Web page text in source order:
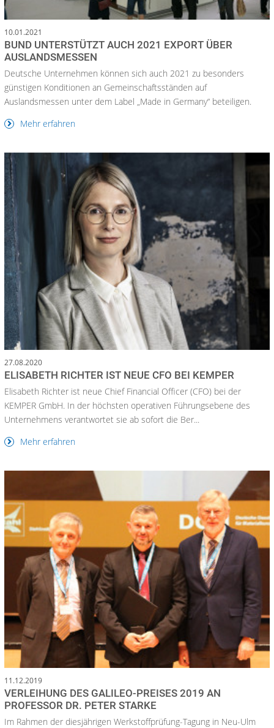
10.01.2021
BUND UNTERSTÜTZT AUCH 2021 EXPORT ÜBER
AUSLANDSMESSEN
Deutsche Unternehmen können sich auch 2021 zu besonders
günstigen Konditionen an Gemeinschaftsständen auf
Auslandsmessen unter dem Label „Made in Germany“ beteiligen.
Mehr erfahren
27.08.2020
ELISABETH RICHTER IST NEUE CFO BEI KEMPER
Elisabeth Richter ist neue Chief Financial Officer (CFO) bei der
KEMPER GmbH. In der höchsten operativen Führungsebene des
Unternehmens verantwortet sie ab sofort die Ber...
Mehr erfahren
11.12.2019
VERLEIHUNG DES GALILEO-PREISES 2019 AN
PROFESSOR DR. PETER STARKE
Im Rahmen der diesjährigen Werkstoffprüfung-Tagung in Neu-Ulm